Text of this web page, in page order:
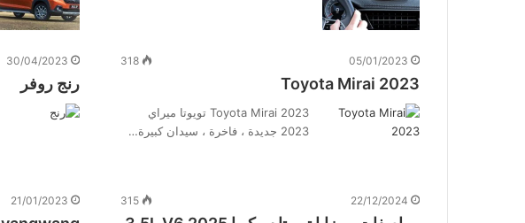
05/01/2023
318
Toyota Mirai 2023
Toyota Mirai 2023 تويوتا ميراي
2023 جديدة ، فاخرة ، سيدان كبيرة…
30/04/2023
رنج روفر
22/12/2024
315
21/01/2023